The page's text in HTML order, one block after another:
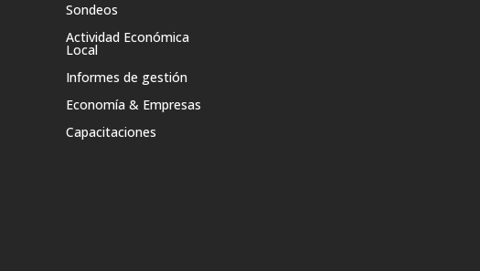
Sondeos
Actividad Económica
Local
Informes de gestión
Economía & Empresas
Capacitaciones